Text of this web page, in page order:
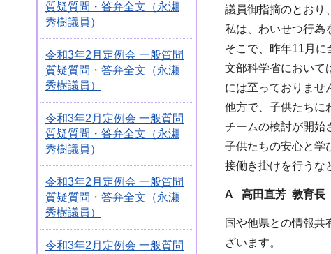
質疑質問・答弁全文（永瀬
秀樹議員）
令和3年2月定例会 一般質問
質疑質問・答弁全文（永瀬
秀樹議員）
令和3年2月定例会 一般質問
質疑質問・答弁全文（永瀬
秀樹議員）
令和3年2月定例会 一般質問
質疑質問・答弁全文（永瀬
秀樹議員）
令和3年2月定例会 一般質問
議員御指摘のとおり
私は、わいせつ行為
そこで、昨年11月に
文部科学省において
には至っておりませ
他方で、子供たちに
チームの検討が開始
子供たちの安心と学
接働き掛けを行うな
A 高田直芳 教育長
国や他県との情報共
ざいます。